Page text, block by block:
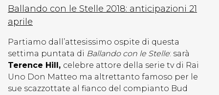
Ballando con le Stelle 2018: anticipazioni 21
aprile
Partiamo dall’attesissimo ospite di questa
settima puntata di Ballando con le Stelle: sarà
Terence Hill, celebre attore della serie tv di Rai
Uno Don Matteo ma altrettanto famoso per le
sue scazzottate al fianco del compianto Bud